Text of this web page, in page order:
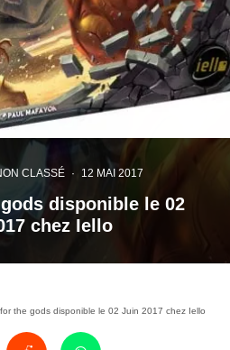
CLASSÉ · 12 MAI 2017
disponible le 02
chez Iello
the gods disponible le 02 Juin 2017 chez Iello